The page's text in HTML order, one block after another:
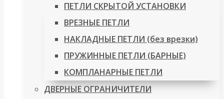
ПЕТЛИ СКРЫТОЙ УСТАНОВКИ
ВРЕЗНЫЕ ПЕТЛИ
НАКЛАДНЫЕ ПЕТЛИ (без врезки)
ПРУЖИННЫЕ ПЕТЛИ (БАРНЫЕ)
КОМПЛАНАРНЫЕ ПЕТЛИ
ДВЕРНЫЕ ОГРАНИЧИТЕЛИ